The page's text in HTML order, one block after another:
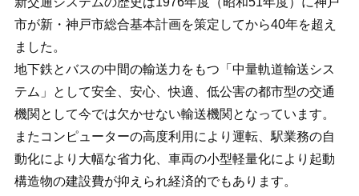
市が新・神戸市総合基本計画を策定してから40年を超え
ました。
地下鉄とバスの中間の輸送力をもつ「中量軌道輸送シス
テム」として安全、安心、快適、低公害の都市型の交通
機関として今では欠かせない輸送機関となっています。
またコンピューターの高度利用により運転、駅業務の自
動化により大幅な省力化、車両の小型軽量化により起動
構造物の建設費が抑えられ経済的でもあります。